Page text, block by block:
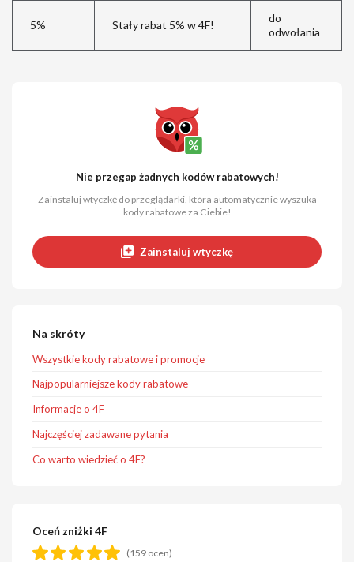
5% Stały rabat 5% w 4F!
do
odwołania
Nie przegap żadnych kodów rabatowych!
Zainstaluj wtyczkę do przeglądarki, która automatycznie wyszuka
kody rabatowe za Ciebie!
Zainstaluj wtyczkę
Na skróty
Wszystkie kody rabatowe i promocje
Najpopularniejsze kody rabatowe
Informacje o 4F
Najczęściej zadawane pytania
Co warto wiedzieć o 4F?
Oceń zniżki 4F
(159 ocen)